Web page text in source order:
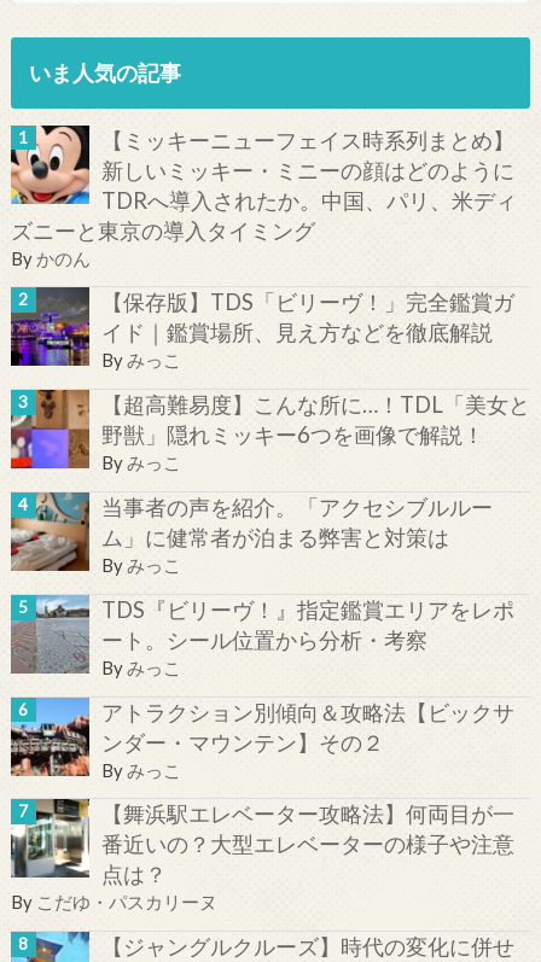
いま人気の記事
【ミッキーニューフェイス時系列まとめ】
新しいミッキー・ミニーの顔はどのように
TDRへ導入されたか。中国、パリ、米ディ
ズニーと東京の導入タイミング
By かのん
【保存版】TDS「ビリーヴ！」完全鑑賞ガ
イド｜鑑賞場所、見え方などを徹底解説
Byみっこ
【超高難易度】こんな所に…！TDL「美女と
野獣」隠れミッキー6つを画像で解説！
Byみっこ
当事者の声を紹介。「アクセシブルルー
ム」に健常者が泊まる弊害と対策は
Byみっこ
TDS『ビリーヴ！』指定鑑賞エリアをレポ
ート。シール位置から分析・考察
Byみっこ
アトラクション別傾向＆攻略法【ビックサ
ンダー・マウンテン】その２
Byみっこ
【舞浜駅エレベーター攻略法】何両目が一
番近いの？大型エレベーターの様子や注意
点は？
By こだゆ・パスカリーヌ
【ジャングルクルーズ】時代の変化に併せ